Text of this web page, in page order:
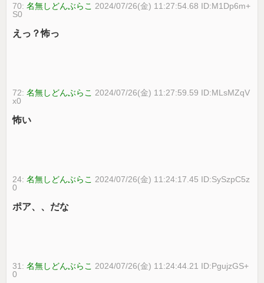
70:名無しどんぶらこ 2024/07/26(金) 11:27:54.68 ID:M1Dp6m+
S0
えっ？怖っ
72:名無しどんぶらこ 2024/07/26(金) 11:27:59.59 ID:MLsMZqV
x0
怖い
24:名無しどんぶらこ 2024/07/26(金) 11:24:17.45 ID:SySzpC5z
0
ポア、、だな
31:名無しどんぶらこ 2024/07/26(金) 11:24:44.21 ID:PgujzGS+
0